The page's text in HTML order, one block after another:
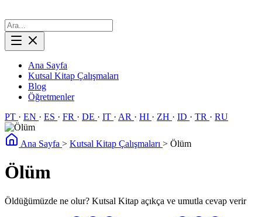
Ana Sayfa
Kutsal Kitap Çalışmaları
Blog
Öğretmenler
PT · EN · ES · FR · DE · IT · AR · HI · ZH · ID · TR · RU
Ana Sayfa > Kutsal Kitap Çalışmaları > Ölüm
Ölüm
Öldüğümüzde ne olur? Kutsal Kitap açıkça ve umutla cevap verir